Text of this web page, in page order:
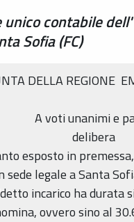
contabile
Sofia (FC)
DELLA REGIONE
A voti unanimi e
delibera
esposto in
sede legale a Santa
incarico ha durata
ovvero sino al